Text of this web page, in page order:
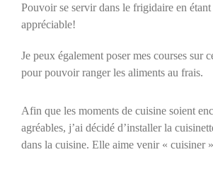
Pouvoir se servir dans le frigidaire en étant
appréciable!
Je peux également poser mes courses sur
pour pouvoir ranger les aliments au frais.
Afin que les moments de cuisine soient
agréables, j’ai décidé d’installer la
dans la cuisine. Elle aime venir « cuisiner